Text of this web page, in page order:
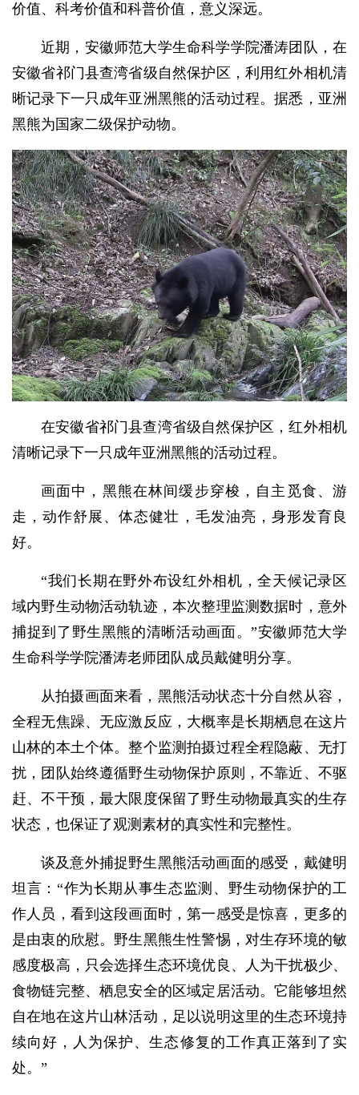
价值、科考价值和科普价值，意义深远。
近期，安徽师范大学生命科学学院潘涛团队，在
安徽省祁门县查湾省级自然保护区，利用红外相机清
晰记录下一只成年亚洲黑熊的活动过程。据悉，亚洲
黑熊为国家二级保护动物。
在安徽省祁门县查湾省级自然保护区，红外相机
清晰记录下一只成年亚洲黑熊的活动过程。
画面中，黑熊在林间缓步穿梭，自主觅食、游
走，动作舒展、体态健壮，毛发油亮，身形发育良
好。
“我们长期在野外布设红外相机，全天候记录区
域内野生动物活动轨迹，本次整理监测数据时，意外
捕捉到了野生黑熊的清晰活动画面。”安徽师范大学
生命科学学院潘涛老师团队成员戴健明分享。
从拍摄画面来看，黑熊活动状态十分自然从容，
全程无焦躁、无应激反应，大概率是长期栖息在这片
山林的本土个体。整个监测拍摄过程全程隐蔽、无打
扰，团队始终遵循野生动物保护原则，不靠近、不驱
赶、不干预，最大限度保留了野生动物最真实的生存
状态，也保证了观测素材的真实性和完整性。
谈及意外捕捉野生黑熊活动画面的感受，戴健明
坦言：“作为长期从事生态监测、野生动物保护的工
作人员，看到这段画面时，第一感受是惊喜，更多的
是由衷的欣慰。野生黑熊生性警惕，对生存环境的敏
感度极高，只会选择生态环境优良、人为干扰极少、
食物链完整、栖息安全的区域定居活动。它能够坦然
自在地在这片山林活动，足以说明这里的生态环境持
续向好，人为保护、生态修复的工作真正落到了实
处。”